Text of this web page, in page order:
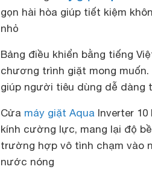
gọn hài hòa giúp tiết kiệm
nhỏ
Bảng điều khiển bằng tiếng
chương trình giặt mong
giúp người tiêu dùng dễ dàng
Cửa máy giặt Aqua Inverter
kính cường lực, mang lại độ
trường hợp vô tình chạm vào
nước nóng